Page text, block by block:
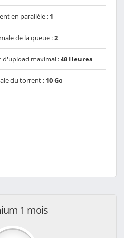
en parallèle : 1
de la queue :2
d'upload maximal :48 Heures
du torrent : 10 Go
1 mois